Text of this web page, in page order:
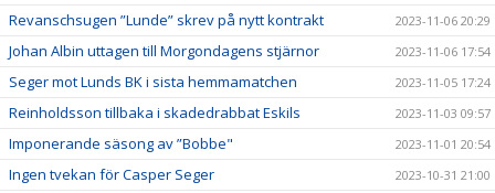
Revanschsugen ”Lunde” skrev på nytt kontrakt 2023-11-06 20:29
Johan Albin uttagen till Morgondagens stjärnor 2023-11-06 17:54
Seger mot Lunds BK i sista hemmamatchen 2023-11-05 17:24
Reinholdsson tillbaka i skadedrabbat Eskils 2023-11-03 09:57
Imponerande säsong av ”Bobbe" 2023-11-01 20:54
Ingen tvekan för Casper Seger 2023-10-31 21:00